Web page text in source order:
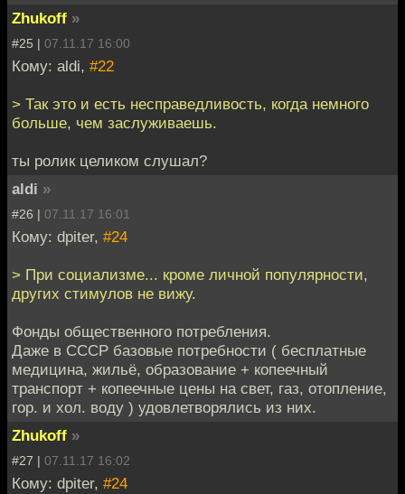
Zhukoff »
#25 | 07.11.17 16:00
Кому: aldi, #22
> Так это и есть несправедливость, когда немного
больше, чем заслуживаешь.
ты ролик целиком слушал?
aldi »
#26 | 07.11.17 16:01
Кому: dpiter, #24
> При социализме... кроме личной популярности,
других стимулов не вижу.
Фонды общественного потребления.
Даже в СССР базовые потребности ( бесплатные
медицина, жильё, образование + копеечный
транспорт + копеечные цены на свет, газ, отопление,
гор. и хол. воду ) удовлетворялись из них.
Zhukoff »
#27 | 07.11.17 16:02
Кому: dpiter, #24